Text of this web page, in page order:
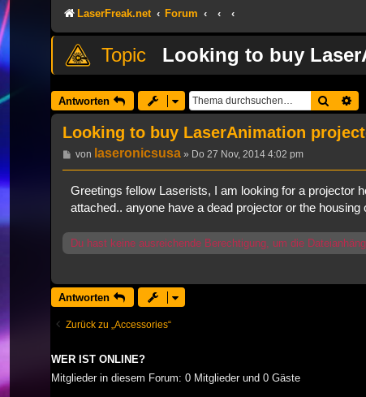
LaserFreak.net Forum
Looking to buy
Antworten Suche
Looking to buy LaserAnimation
Beitrag
von laseronicsusa» Do 27 Nov, 2014 4:02 pm
Greetings fellow Laserists, I am looking for a projector
attached.. anyone have a dead projector or the housing
Du hast keine ausreichende Berechtigung, um die
Antworten
Zurück zu „Accessories“
WER IST ONLINE?
Mitglieder in diesem Forum: 0 Mitglieder und 0 Gäste